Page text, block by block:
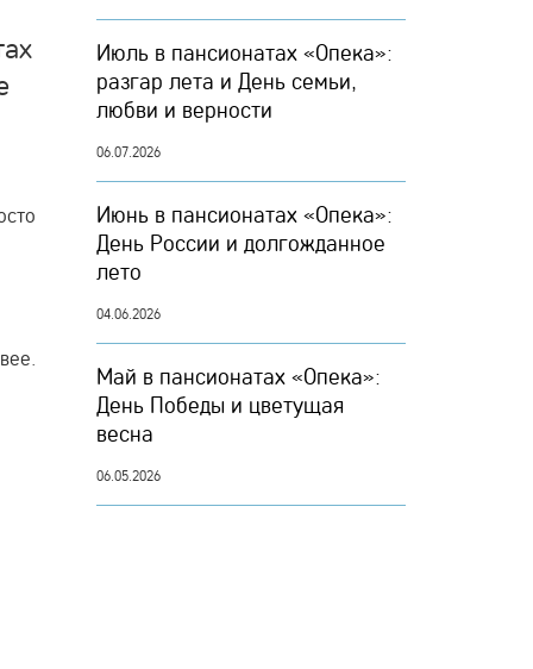
Июль в пансионатах «Опека»:
разгар лета и День семьи,
любви и верности
06.07.2026
Июнь в пансионатах «Опека»:
День России и долгожданное
лето
04.06.2026
Май в пансионатах «Опека»:
День Победы и цветущая
весна
06.05.2026